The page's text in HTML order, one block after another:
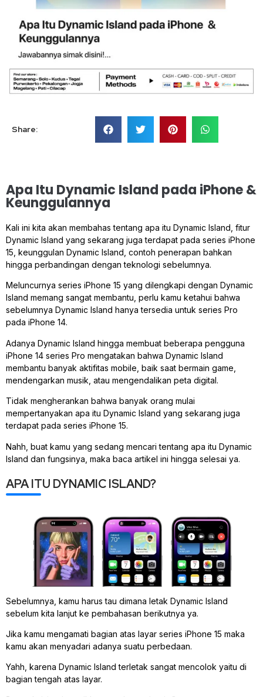
Share:
Apa Itu Dynamic Island pada iPhone &
Keunggulannya
Kali ini kita akan membahas tentang apa itu Dynamic Island, fitur
Dynamic Island yang sekarang juga terdapat pada series iPhone
15, keunggulan Dynamic Island, contoh penerapan bahkan
hingga perbandingan dengan teknologi sebelumnya.
Meluncurnya series iPhone 15 yang dilengkapi dengan Dynamic
Island memang sangat membantu, perlu kamu ketahui bahwa
sebelumnya Dynamic Island hanya tersedia untuk series Pro
pada iPhone 14.
Adanya Dynamic Island hingga membuat beberapa pengguna
iPhone 14 series Pro mengatakan bahwa Dynamic Island
membantu banyak aktifitas mobile, baik saat bermain game,
mendengarkan musik, atau mengendalikan peta digital.
Tidak mengherankan bahwa banyak orang mulai
mempertanyakan apa itu Dynamic Island yang sekarang juga
terdapat pada series iPhone 15.
Nahh, buat kamu yang sedang mencari tentang apa itu Dynamic
Island dan fungsinya, maka baca artikel ini hingga selesai ya.
APA ITU DYNAMIC ISLAND?
Sebelumnya, kamu harus tau dimana letak Dynamic Island
sebelum kita lanjut ke pembahasan berikutnya ya.
Jika kamu mengamati bagian atas layar series iPhone 15 maka
kamu akan menyadari adanya suatu perbedaan.
Yahh, karena Dynamic Island terletak sangat mencolok yaitu di
bagian tengah atas layar.